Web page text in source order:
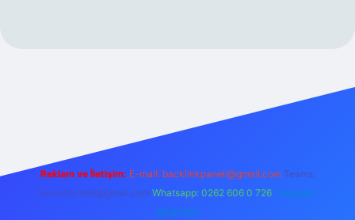
Reklam ve İletişim: E-mail: backlinkpaneli@gmail.com Teams:
forumhizmeti@gmail.com Whatsapp: 0262 606 0 726 Telegram:
@karabul